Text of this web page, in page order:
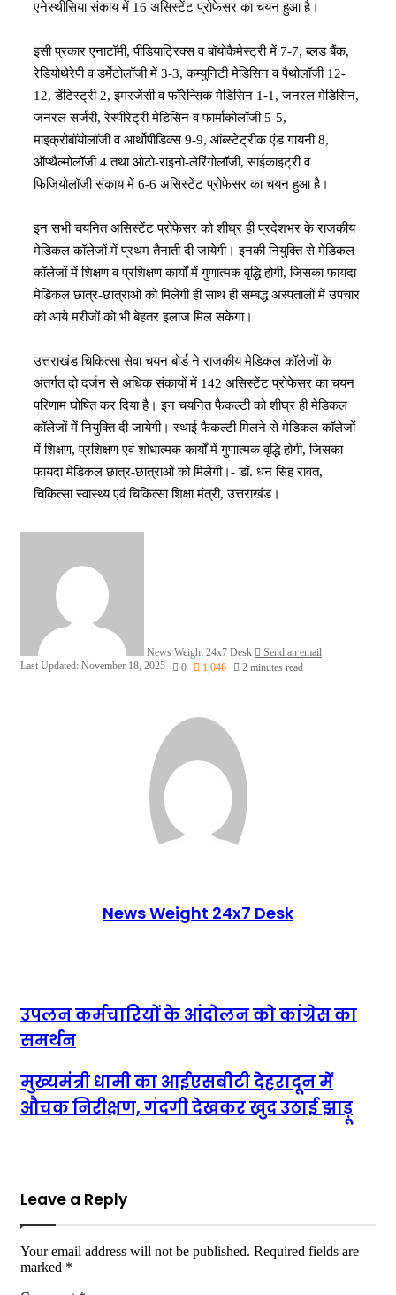
एनेस्थीसिया संकाय में 16 असिस्टेंट प्रोफेसर का चयन हुआ है।
इसी प्रकार एनाटॉमी, पीडियाट्रिक्स व बॉयोकैमेस्ट्री में 7-7, ब्लड बैंक,
रेडियोथेरेपी व डर्मेटोलॉजी में 3-3, कम्युनिटी मेडिसिन व पैथोलॉजी 12-
12, डेंटिस्ट्री 2, इमरजेंसी व फॉरेन्सिक मेडिसिन 1-1, जनरल मेडिसिन,
जनरल सर्जरी, रेस्पीरेट्री मेडिसिन व फार्माकोलॉजी 5-5,
माइक्रोबॉयोलॉजी व आर्थोपीडिक्स 9-9, ऑब्स्टेट्रीक एंड गायनी 8,
ऑप्थैल्मोलॉजी 4 तथा ओटो-राइनो-लेरिंगोलॉजी, साईकाइट्री व
फिजियोलॉजी संकाय में 6-6 असिस्टेंट प्रोफेसर का चयन हुआ है।
इन सभी चयनित असिस्टेंट प्रोफेसर को शीघ्र ही प्रदेशभर के राजकीय
मेडिकल कॉलेजों में प्रथम तैनाती दी जायेगी। इनकी नियुक्ति से मेडिकल
कॉलेजों में शिक्षण व प्रशिक्षण कार्यों में गुणात्मक वृद्धि होगी, जिसका फायदा
मेडिकल छात्र-छात्राओं को मिलेगी ही साथ ही सम्बद्ध अस्पतालों में उपचार
को आये मरीजों को भी बेहतर इलाज मिल सकेगा।
उत्तराखंड चिकित्सा सेवा चयन बोर्ड ने राजकीय मेडिकल कॉलेजों के
अंतर्गत दो दर्जन से अधिक संकायों में 142 असिस्टेंट प्रोफेसर का चयन
परिणाम घोषित कर दिया है। इन चयनित फैकल्टी को शीघ्र ही मेडिकल
कॉलेजों में नियुक्ति दी जायेगी। स्थाई फैकल्टी मिलने से मेडिकल कॉलेजों
में शिक्षण, प्रशिक्षण एवं शोधात्मक कार्यों में गुणात्मक वृद्धि होगी, जिसका
फायदा मेडिकल छात्र-छात्राओं को मिलेगी।- डॉ. धन सिंह रावत,
चिकित्सा स्वास्थ्य एवं चिकित्सा शिक्षा मंत्री, उत्तराखंड।
News Weight 24x7 Desk
Send an email
Last Updated: November 18, 2025
0 1,046 2 minutes read
News Weight 24x7 Desk
उपलन कर्मचारियों के आंदोलन को कांग्रेस का समर्थन
उपलन कर्मचारियों के आंदोलन को कांग्रेस का
समर्थन
मुख्यमंत्री धामी का आईएसबीटी देहरादून में औचक निरीक्षण, गंदगी देखकर
खुद उठाई झाड़ू
मुख्यमंत्री धामी का आईएसबीटी देहरादून में
औचक निरीक्षण, गंदगी देखकर खुद उठाई झाड़ू
Leave a Reply
Your email address will not be published. Required fields are
marked *